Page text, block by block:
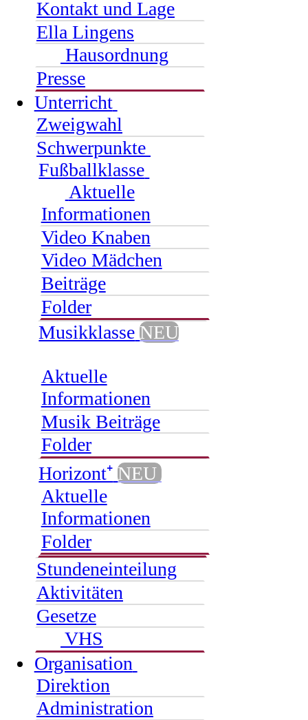
Kontakt und Lage
Ella Lingens
Hausordnung
Presse
Unterricht
Zweigwahl
Schwerpunkte
Fußballklasse
Aktuelle
Informationen
Video Knaben
Video Mädchen
Beiträge
Folder
Musikklasse NEU
Aktuelle
Informationen
Musik Beiträge
Folder
Horizont⁺ NEU
Aktuelle
Informationen
Folder
Stundeneinteilung
Aktivitäten
Gesetze
VHS
Organisation
Direktion
Administration